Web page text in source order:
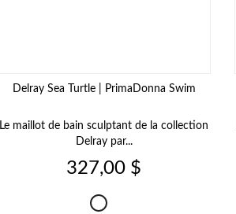
Delray Sea Turtle | PrimaDonna Swim
Le maillot de bain sculptant de la collection
Delray par...
Prix
327,00 $
Delray